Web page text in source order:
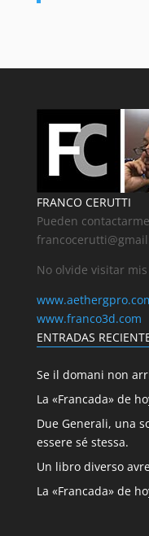
FRANCO CERUTTI
Pueden
No olvide visitar
www.franco3d.com
ENTRADAS
Se il domani non
La «Francada» de
Due Generali, una
essere sé stessa.
Un libro diverso
La «Francada» de